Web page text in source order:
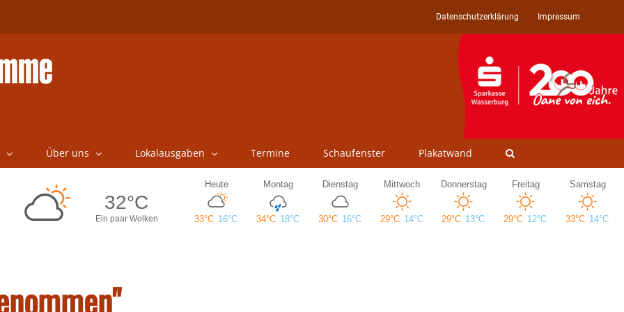
Datenschutzerklärung Impressum
Über uns Lokalausgaben Termine Schaufenster Plakatwand